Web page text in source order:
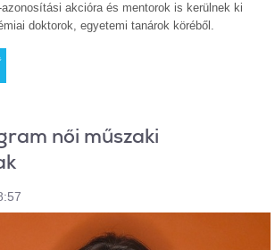
akcióra és mentorok is kerülnek ki
doktorok, egyetemi tanárok köréből.
női műszaki